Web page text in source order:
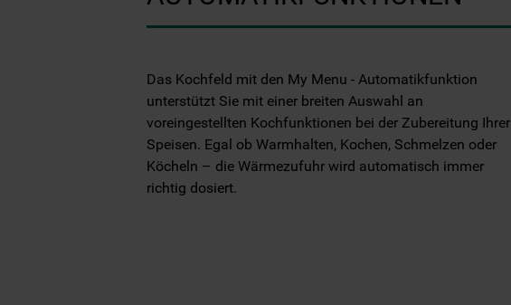
Das Kochfeld mit den My Menu - Automatikfunktion
unterstützt Sie mit einer breiten Auswahl an
voreingestellten Kochfunktionen bei der Zubereitung Ihrer
Speisen. Egal ob Warmhalten, Kochen, Schmelzen oder
Köcheln – die Wärmezufuhr wird automatisch immer
richtig dosiert.